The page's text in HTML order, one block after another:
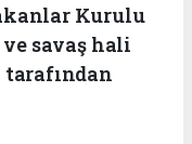
Kurulu
savaş hali
tarafından